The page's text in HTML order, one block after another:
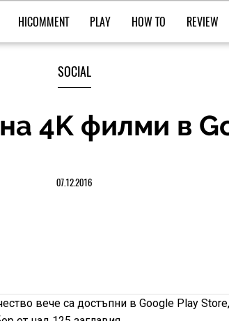
HICOMMENT PLAY HOW TO REVIEW
SOCIAL
4K филми в
07.12.2016
вече са достъпни в Google Play